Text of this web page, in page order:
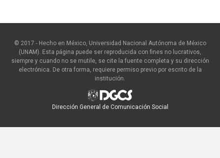
© 2017 - Hecho en México, Universidad Nacional Autónoma de México
(UNAM). Esta página puede ser reproducida con fines no lucrativos,
siempre y cuando no se mutile, se cite la fuente completa y su dirección
electrónica. De otra forma, requiere permiso previo por escrito de la
institución.
Dirección General de Comunicación Social